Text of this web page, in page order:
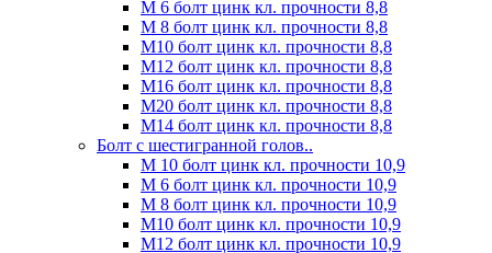
М 6 болт цинк кл. прочности 8,8
М 8 болт цинк кл. прочности 8,8
М10 болт цинк кл. прочности 8,8
М12 болт цинк кл. прочности 8,8
М16 болт цинк кл. прочности 8,8
М20 болт цинк кл. прочности 8,8
М14 болт цинк кл. прочности 8,8
Болт с шестигранной голов..
М 10 болт цинк кл. прочности 10,9
М 6 болт цинк кл. прочности 10,9
М 8 болт цинк кл. прочности 10,9
М10 болт цинк кл. прочности 10,9
М12 болт цинк кл. прочности 10,9